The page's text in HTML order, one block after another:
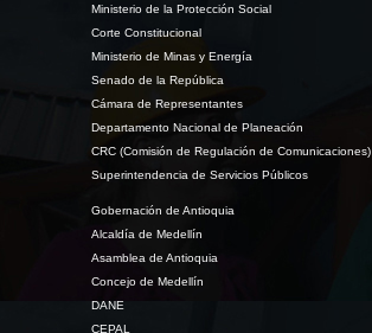
Ministerio de la Protección Social
Corte Constitucional
Ministerio de Minas y Energía
Senado de la República
Cámara de Representantes
Departamento Nacional de Planeación
CRC (Comisión de Regulación de Comunicaciones)
Superintendencia de Servicios Públicos
Gobernación de Antioquia
Alcaldía de Medellín
Asamblea de Antioquia
Concejo de Medellín
DANE
CEPAL